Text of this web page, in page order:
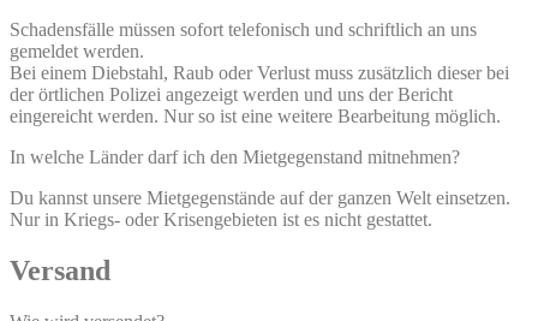
Schadensfälle müssen sofort telefonisch und schriftlich an uns
gemeldet werden.
Bei einem Diebstahl, Raub oder Verlust muss zusätzlich dieser bei
der örtlichen Polizei angezeigt werden und uns der Bericht
eingereicht werden. Nur so ist eine weitere Bearbeitung möglich.
In welche Länder darf ich den Mietgegenstand mitnehmen?
Du kannst unsere Mietgegenstände auf der ganzen Welt einsetzen.
Nur in Kriegs- oder Krisengebieten ist es nicht gestattet.
Versand